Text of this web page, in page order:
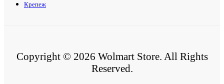
Крепеж
Copyright © 2026 Wolmart Store. All Rights
Reserved.